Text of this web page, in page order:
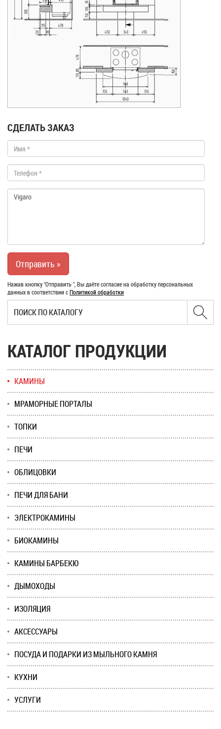
СДЕЛАТЬ ЗАКАЗ
Нажав кнопку "Отправить ", Вы даёте согласие на обработку персональных
данных в соответствии сПолитикой обработки
КАТАЛОГ ПРОДУКЦИИ
КАМИНЫ
МРАМОРНЫЕ ПОРТАЛЫ
ТОПКИ
ПЕЧИ
ОБЛИЦОВКИ
ПЕЧИ ДЛЯ БАНИ
ЭЛЕКТРОКАМИНЫ
БИОКАМИНЫ
КАМИНЫ БАРБЕКЮ
ДЫМОХОДЫ
ИЗОЛЯЦИЯ
АКСЕССУАРЫ
ПОСУДА И ПОДАРКИ ИЗ МЫЛЬНОГО КАМНЯ
КУХНИ
УСЛУГИ